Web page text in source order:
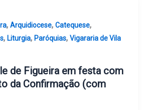
, Arquidiocese, Catequese,
, Liturgia, Paróquias, Vigararia de Vila
de Figueira em festa com
da Confirmação (com